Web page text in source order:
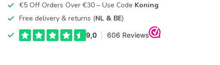
€5 Off Orders Over €30 – Use Code Koning
Free delivery & returns (NL & BE)